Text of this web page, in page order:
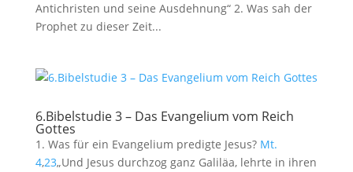
Antichristen und seine Ausdehnung“ 2. Was sah der
Prophet zu dieser Zeit...
6.Bibelstudie 3 – Das Evangelium vom Reich
Gottes
1. Was für ein Evangelium predigte Jesus? Mt.
4,23„Und Jesus durchzog ganz Galiläa, lehrte in ihren